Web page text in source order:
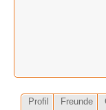
Profil Freunde